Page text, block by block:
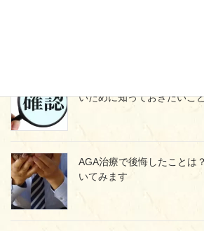
いために知っておきたいこ
AGA治療で後悔したことは
いてみます